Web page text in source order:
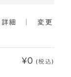
詳細 変更
¥0 (税込)